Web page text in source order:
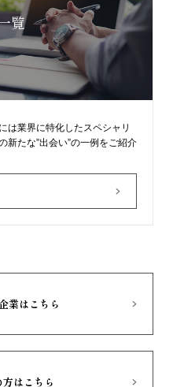
覧
は業界に特化したスペシャリ
新たな”出会い”の一例をご紹介
業はこちら
はこちら